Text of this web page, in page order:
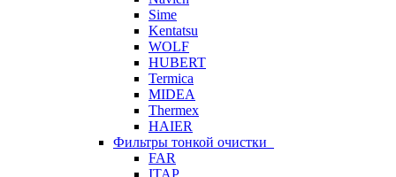
Sime
Kentatsu
WOLF
HUBERT
Termica
MIDEA
Thermex
HAIER
Фильтры тонкой очистки
FAR
ITAP